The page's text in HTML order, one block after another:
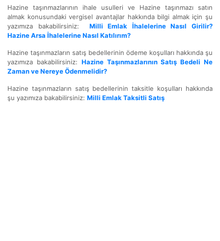
Hazine taşınmazlarının ihale usulleri ve Hazine taşınmazı satın
almak konusundaki vergisel avantajlar hakkında bilgi almak için şu
yazımıza bakabilirsiniz: Milli Emlak İhalelerine Nasıl Girilir?
Hazine Arsa İhalelerine Nasıl Katılırım?
Hazine taşınmazların satış bedellerinin ödeme koşulları hakkında şu
yazımıza bakabilirsiniz: Hazine Taşınmazlarının Satış Bedeli Ne
Zaman ve Nereye Ödenmelidir?
Hazine taşınmazların satış bedellerinin taksitle koşulları hakkında
şu yazımıza bakabilirsiniz: Milli Emlak Taksitli Satış